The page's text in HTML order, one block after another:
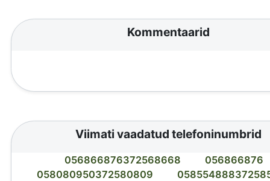
Kommentaarid
Viimati vaadatud telefoninumbrid
056866876372568668
056866876
058080950372580809